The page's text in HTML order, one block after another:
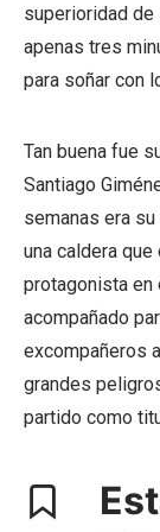
superioridad de
apenas tres
para soñar con
Tan buena fue
Santiago
semanas era su
una caldera
protagonista en
acompañado
excompañeros
grandes
partido como